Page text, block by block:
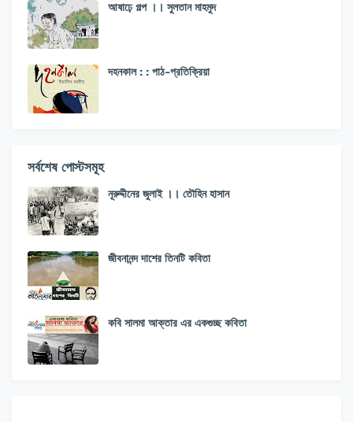
আষাঢ়ে গল্প ।। সুলতান মাহমুদ
দহনকাল : : পাঠ-প্রতিক্রিয়া
সর্বশেষ পোস্টসমূহ
নূরুদ্দীনের জুলাই ।। তৌহিন হাসান
জীবনানন্দ দাশের তিনটি কবিতা
কবি সালমা আক্তার এর একগুচ্ছ কবিতা